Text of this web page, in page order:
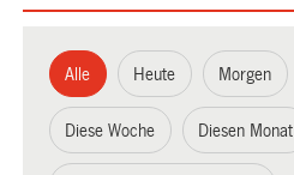
Alle Heute Morgen
Diese Woche Diesen Monat